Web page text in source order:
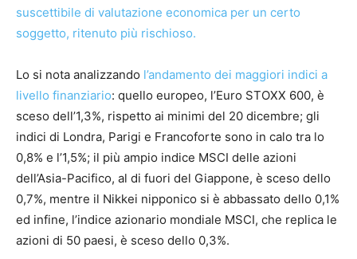
suscettibile di valutazione economica per un certo
soggetto, ritenuto più rischioso.
Lo si nota analizzando l’andamento dei maggiori indici a
livello finanziario: quello europeo, l’Euro STOXX 600, è
sceso dell’1,3%, rispetto ai minimi del 20 dicembre; gli
indici di Londra, Parigi e Francoforte sono in calo tra lo
0,8% e l’1,5%; il più ampio indice MSCI delle azioni
dell’Asia-Pacifico, al di fuori del Giappone, è sceso dello
0,7%, mentre il Nikkei nipponico si è abbassato dello 0,1%
ed infine, l’indice azionario mondiale MSCI, che replica le
azioni di 50 paesi, è sceso dello 0,3%.